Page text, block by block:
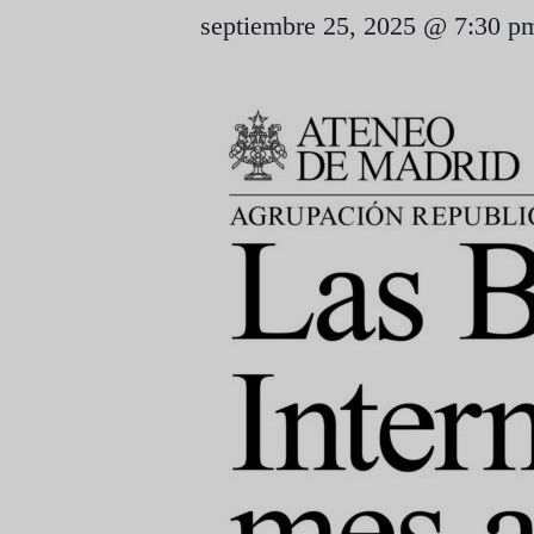
septiembre 25, 2025 @ 7:30